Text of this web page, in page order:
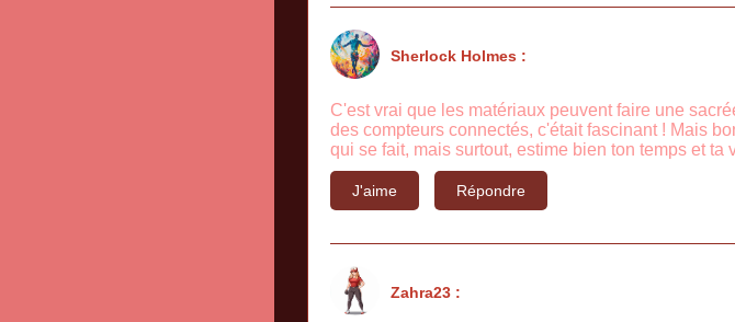
Sherlock Holmes :
C'est vrai que les matériaux peuvent faire une
des compteurs connectés, c'était fascinant ! Mais
qui se fait, mais surtout, estime bien ton temps et ta
J'aime Répondre
Zahra23 :